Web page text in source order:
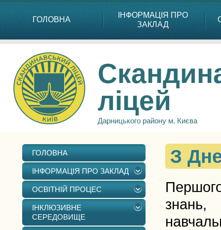
ГОЛОВНА
ІНФОРМАЦІЯ ПРО
ЗАКЛАД
ліцей
Дарницького району м. Києва
ГОЛОВНА
ІНФОРМАЦІЯ ПРО ЗАКЛАД
ОСВІТНІЙ ПРОЦЕС
ІНКЛЮЗИВНЕ
СЕРЕДОВИЩЕ
З
знань,